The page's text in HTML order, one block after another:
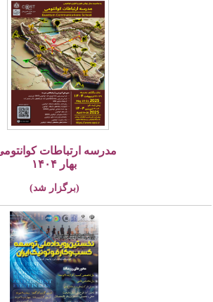
مدرسه ارتباطات کوانتومی،
بهار ۱۴۰۴
(برگزار شد)